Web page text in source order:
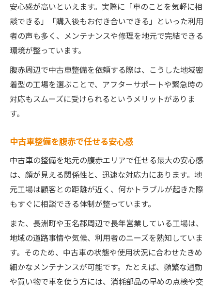
安心感が高いといえます。実際に「車のことを気軽に相
談できる」「購入後もお付き合いできる」といった利用
者の声も多く、メンテナンスや修理を地元で完結できる
環境が整っています。
腹赤周辺で中古車整備を依頼する際は、こうした地域密
着型の工場を選ぶことで、アフターサポートや緊急時の
対応もスムーズに受けられるというメリットがありま
す。
中古車整備を腹赤で任せる安心感
中古車の整備を地元の腹赤エリアで任せる最大の安心感
は、顔が見える関係性と、迅速な対応力にあります。地
元工場は顧客との距離が近く、何かトラブルが起きた際
もすぐに相談できる体制が整っています。
また、長洲町や玉名郡周辺で長年営業している工場は、
地域の道路事情や気候、利用者のニーズを熟知していま
す。そのため、中古車の状態や使用状況に合わせたきめ
細かなメンテナンスが可能です。たとえば、頻繁な通勤
や買い物で車を使う方には、消耗部品の早めの点検や交